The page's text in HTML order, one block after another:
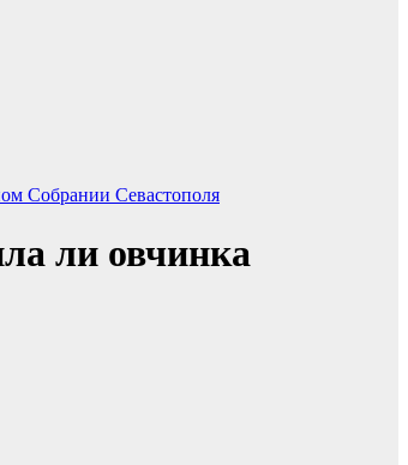
Собрании Севастополя
ли овчинка